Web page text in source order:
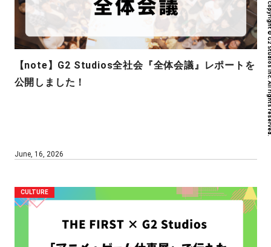
Copyright © G2
【note】G2 Studios全社会『全体会議』レポートを
公開しました！
June, 16, 2026
CULTURE